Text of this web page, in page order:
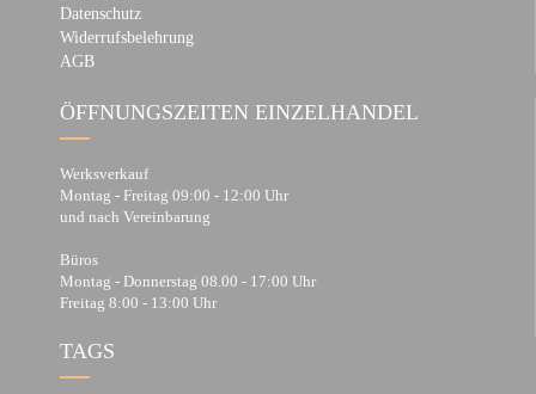
Datenschutz
Widerrufsbelehrung
AGB
ÖFFNUNGSZEITEN EINZELHANDEL
Werksverkauf
Montag - Freitag 09:00 - 12:00 Uhr
und nach Vereinbarung
Büros
Montag - Donnerstag 08.00 - 17:00 Uhr
Freitag 8:00 - 13:00 Uhr
TAGS